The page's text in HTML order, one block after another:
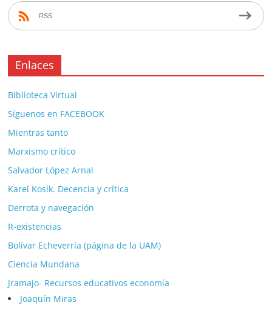
RSS
Enlaces
Biblioteca Virtual
Síguenos en FACEBOOK
Mientras tanto
Marxismo crítico
Salvador López Arnal
Karel Kosík. Decencia y crítica
Derrota y navegación
R-existencias
Bolívar Echeverría (página de la UAM)
Ciencía Mundana
Jramajo- Recursos educativos economía
Joaquín Miras